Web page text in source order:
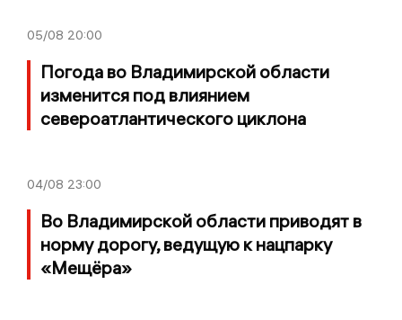
05/08 20:00
Погода во Владимирской области
изменится под влиянием
североатлантического циклона
04/08 23:00
Во Владимирской области приводят в
норму дорогу, ведущую к нацпарку
«Мещёра»